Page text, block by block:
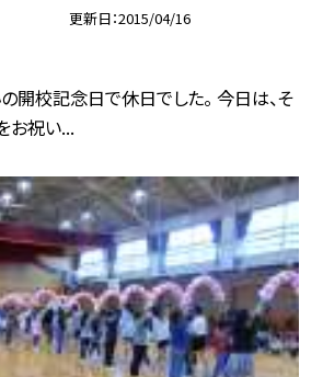
更新日 2015/04/16
開校記念日で休日でした。 今日は、そ
お祝い...